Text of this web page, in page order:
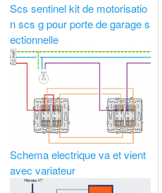
Scs sentinel kit de motorisatio
n scs g pour porte de garage s
ectionnelle
Schema electrique va et vient
avec variateur